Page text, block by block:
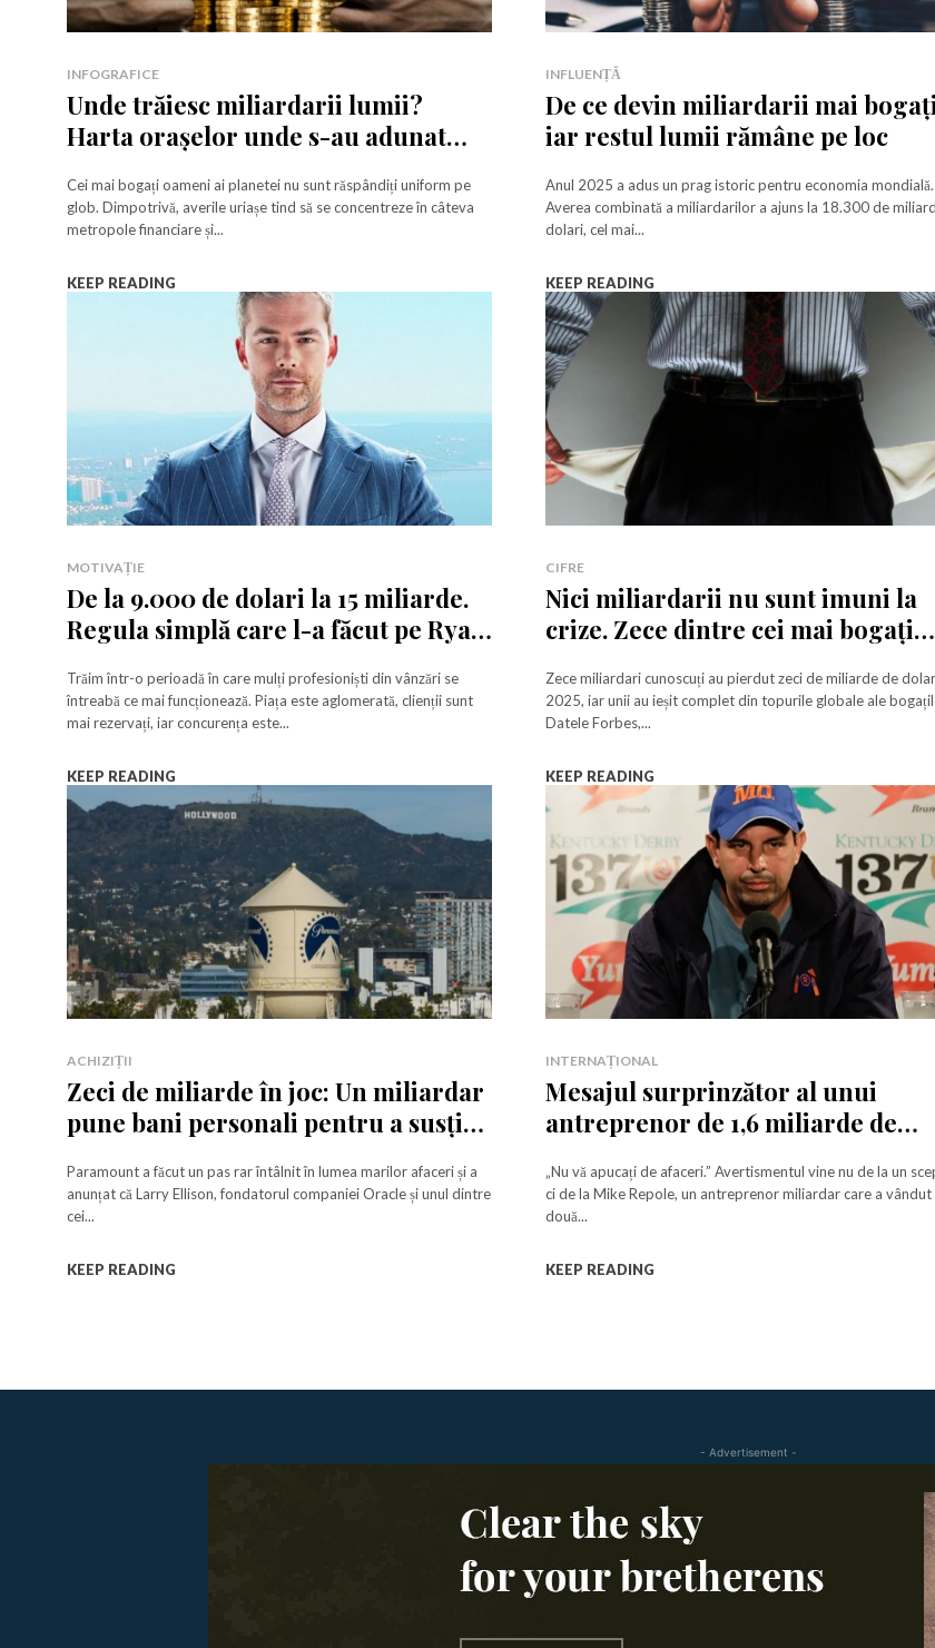
Rămâi conectat la lumea afacerilor și a
Politica de confidențialitate
Rămâi conectat la lumea afacerilor și a
Politica de confidențialitate
Rămâi conectat la
afacerilor și a ideilor care
Abonează-te la newsletterul The List și
Am citit și acceptPolitica de confidențialitate.
INFOGRAFICE
Unde trăiesc miliardarii lumii?
Harta orașelor unde s-au adunat
Cei mai bogați oameni ai planetei nu sunt răspândiți uniform pe
glob. Dimpotrivă, averile uriașe tind să se concentreze în câteva
metropole financiare și...
KEEP READING
INFLUENȚĂ
De ce devin miliardarii mai
iar restul lumii rămâne pe loc
Anul 2025 a adus un prag istoric pentru economia mondială.
Averea combinată a miliardarilor a ajuns la 18.300 de
dolari, cel mai...
KEEP READING
MOTIVAȚIE
De la 9.000 de dolari la 15 miliarde.
Regula simplă care l-a făcut pe Ryan
Trăim într-o perioadă în care mulți profesioniști din vânzări se
întreabă ce mai funcționează. Piața este aglomerată, clienții sunt
mai rezervați, iar concurența este...
KEEP READING
CIFRE
Nici miliardarii nu sunt imuni la
crize. Zece dintre cei mai bogați
uriașe în 2025
Zece miliardari cunoscuți au pierdut zeci de miliarde de
2025, iar unii au ieșit complet din topurile globale ale
Datele Forbes,...
KEEP READING
ACHIZIȚII
Zeci de miliarde în joc: Un miliardar
pune bani personali pentru a susține
Paramount a făcut un pas rar întâlnit în lumea marilor afaceri și a
anunțat că Larry Ellison, fondatorul companiei Oracle și unul dintre
cei...
KEEP READING
INTERNAȚIONAL
Mesajul surprinzător al unui
antreprenor de 1,6 miliarde de
„Nu vă apucați de afaceri.” Avertismentul vine nu de la un
ci de la Mike Repole, un antreprenor miliardar care a vândut
două...
KEEP READING
- Advertisement -